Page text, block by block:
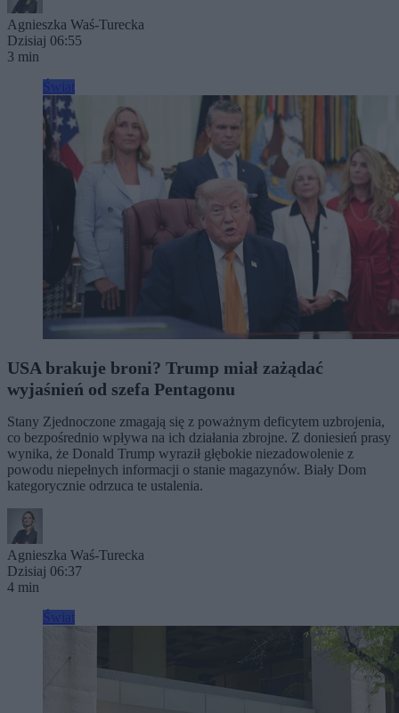
Agnieszka Waś-Turecka
Dzisiaj 06:55
3 min
USA brakuje broni? Trump miał zażądać
wyjaśnień od szefa Pentagonu
Stany Zjednoczone zmagają się z poważnym deficytem uzbrojenia,
co bezpośrednio wpływa na ich działania zbrojne. Z doniesień prasy
wynika, że Donald Trump wyraził głębokie niezadowolenie z
powodu niepełnych informacji o stanie magazynów. Biały Dom
kategorycznie odrzuca te ustalenia.
Agnieszka Waś-Turecka
Dzisiaj 06:37
4 min